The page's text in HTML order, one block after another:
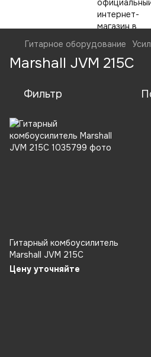
Гитарное оборудование
Marshall JVM 215C
Фильтр
Гитарный комбоусилитель
Marshall JVM 215C
Цену уточняйте